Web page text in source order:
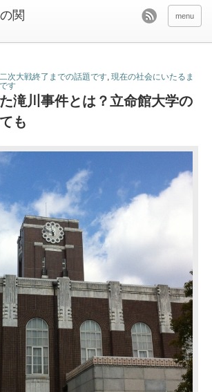
関
menu
次大戦終了までの話題です, 現在の社会にいたるま
す
滝川事件とは？立命館大学の
も